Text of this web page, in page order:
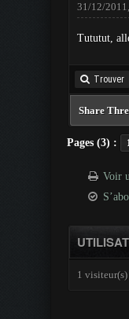
31/12/
Tututut,
Trouver
Share
Pages (3) :
Voir
1 visiteur(s)